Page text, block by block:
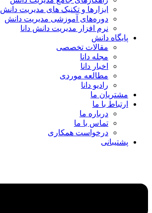
ابزارها و تکنیک‌ های مدیریت دانش
دوره‌های آموزشی مدیریت دانش
نرم افزار مدیریت دانش دانا
پایگاه دانش
مقالات تخصصی
مجله دانا
اخبار دانا
مطالعه موردی
رادیو دانا
مشتریان ما
ارتباط با ما
درباره ما
تماس با ما
درخواست همکاری
پشتیبانی